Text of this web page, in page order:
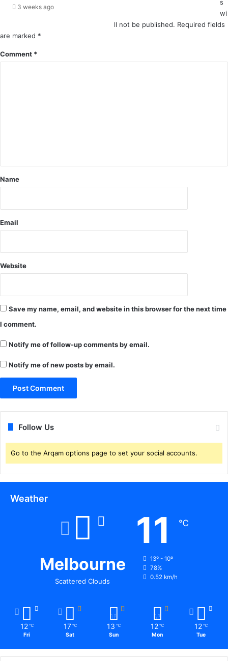
र
ते
औ
र
ज
प्र
ति
नि
री
का
3 weeks ago
s
wi
ll not be published. Required fields
are marked *
Comment *
Name
Email
Website
Save my name, email, and website in this browser for the next time
I comment.
Notify me of follow-up comments by email.
Notify me of new posts by email.
Follow Us
Go to the Arqam options page to set your social accounts.
Weather
Melbourne
Scattered Clouds
11 ℃
13º - 10º
78%
0.52 km/h
12 ℃
Fri
17 ℃
Sat
13 ℃
Sun
12 ℃
Mon
12 ℃
Tue